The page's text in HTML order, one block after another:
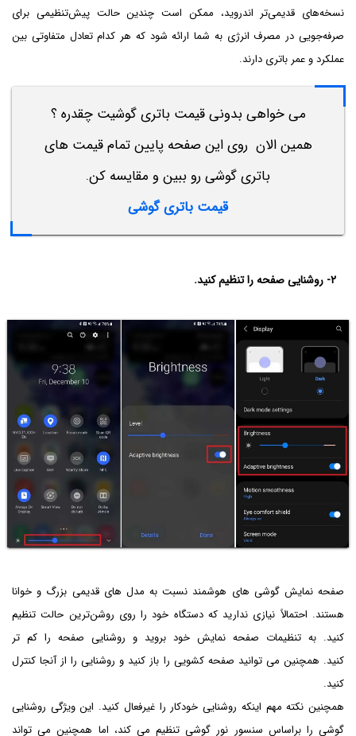
نسخه‌های قدیمی‌تر اندروید، ممکن است چندین حالت پیش‌تنظیمی برای
صرفه‌جویی در مصرف انرژی به شما ارائه شود که هر کدام تعادل متفاوتی بین
عملکرد و عمر باتری دارند.
می خواهی بدونی قیمت باتری گوشیت چقدره ؟
همین الان روی این صفحه پایین تمام قیمت های
باتری گوشی رو ببین و مقایسه کن.
قیمت باتریگوشی
۲- روشنایی صفحه را تنظیم کنید.
صفحه نمایش گوشی های هوشمند نسبت به مدل های قدیمی بزرگ و خوانا
هستند. احتمالاً نیازی ندارید که دستگاه خود را روی روشن‌ترین حالت تنظیم
کنید. به تنظیمات صفحه نمایش خود بروید و روشنایی صفحه را کم تر
کنید. همچنین می توانید صفحه کشویی را باز کنید و روشنایی را از آنجا کنترل
کنید.
همچنین نکته مهم اینکه روشنایی خودکار را غیرفعال کنید. این ویژگی روشنایی
گوشی را براساس سنسور نور گوشی تنظیم می کند، اما همچنین می تواند